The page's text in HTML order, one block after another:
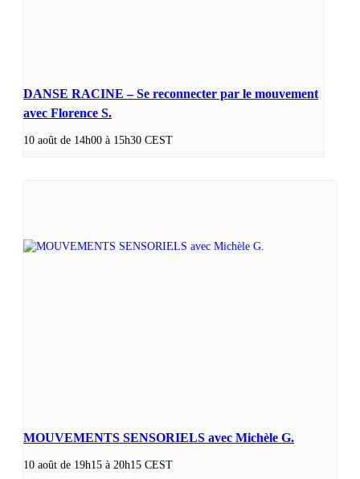
DANSE RACINE – Se reconnecter par le mouvement
avec Florence S.
10 août de 14h00 à 15h30 CEST
MOUVEMENTS SENSORIELS avec Michèle G.
10 août de 19h15 à 20h15 CEST